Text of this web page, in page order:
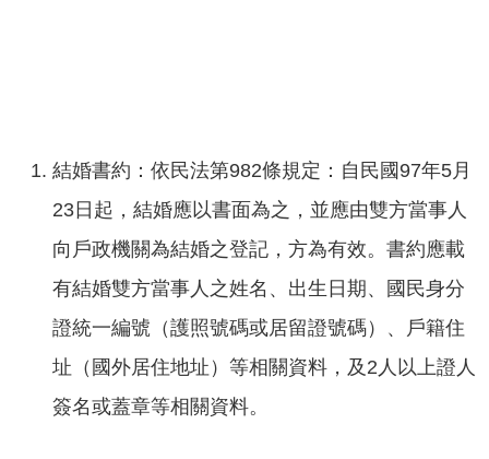
結 結婚書約：依民法第982條規定：自民國97年5月
23日起，結婚應以書面為之，並應由雙方當事人
向戶政機關為結婚之登記，方為有效。書約應載
有結婚雙方當事人之姓名、出生日期、國民身分
證統一編號（護照號碼或居留證號碼）、戶籍住
址（國外居住地址）等相關資料，及2人以上證人
簽名或蓋章等相關資料。